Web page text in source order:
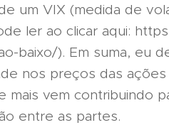
um VIX (medida de
ler ao clicar aqui:
baixo/). Em suma, eu
nos preços das
mais vem contribuindo
entre as partes.